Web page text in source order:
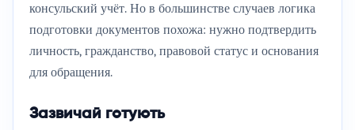
консульский учёт. Но в большинстве случаев логика
подготовки документов похожа: нужно подтвердить
личность, гражданство, правовой статус и основания
для обращения.
Зазвичай готують